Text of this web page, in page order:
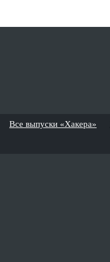
Все выпуски «Хакера»